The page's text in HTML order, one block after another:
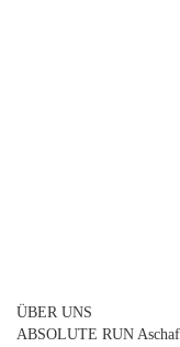
ÜBER UNS
ABSOLUTE RUN